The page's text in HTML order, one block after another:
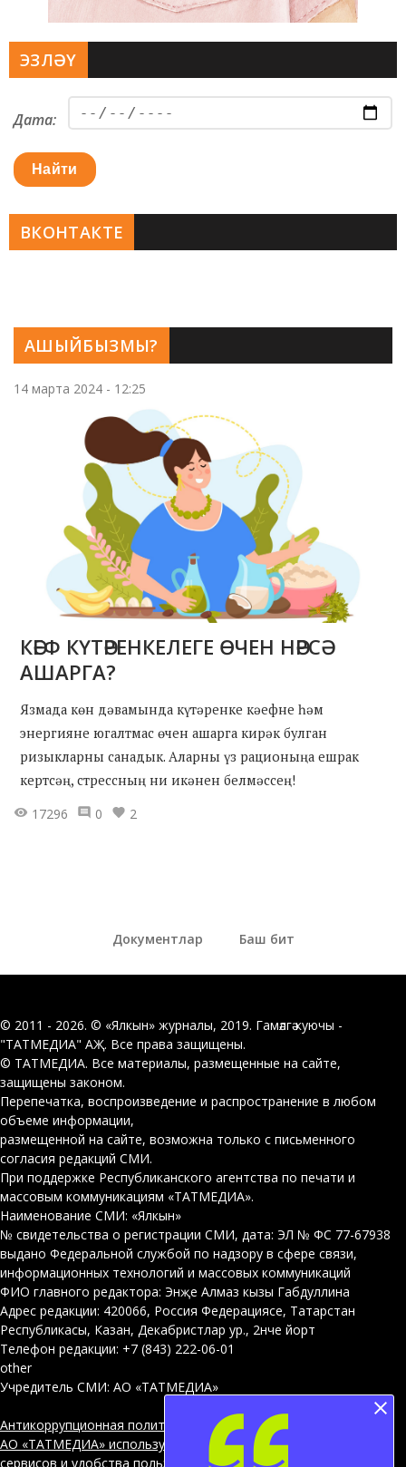
АШЫЙБЫЗМЫ?
14 марта 2024 - 12:25
КӘЕФ КҮТӘРЕНКЕЛЕГЕ ӨЧЕН НӘРСӘ
АШАРГА?
Язмада көн дәвамында күтәренке кәефне һәм
энергияне югалтмас өчен ашарга кирәк булган
ризыкларны санадык. Аларны үз рационыңа ешрак
кертсәң, стрессның ни икәнен белмәссең!
17296
0 2
ЭЗЛӘҮ
Дата:
Найти
ВКОНТАКТЕ
Документлар Баш бит
© 2011 - 2026. © «Ялкын» журналы, 2019. Гамәлгә куючы -
"ТАТМЕДИА" АҖ. Все права защищены.
© ТАТМЕДИА. Все материалы, размещенные на сайте,
защищены законом.
Перепечатка, воспроизведение и распространение в любом
объеме информации,
размещенной на сайте, возможна только с письменного
согласия редакций СМИ.
При поддержке Республиканского агентства по печати и
массовым коммуникациям «ТАТМЕДИА».
Наименование СМИ: «Ялкын»
№ свидетельства о регистрации СМИ, дата: ЭЛ № ФС 77-67938
выдано Федеральной службой по надзору в сфере связи,
информационных технологий и массовых коммуникаций
ФИО главного редактора: Энҗе Алмаз кызы Габдуллина
Адрес редакции: 420066, Россия Федерациясе, Татарстан
Республикасы, Казан, Декабристлар ур., 2нче йорт
Телефон редакции: +7 (843) 222-06-01
other
Учредитель СМИ: АО «ТАТМЕДИА»
Антикоррупционная политика
АО «ТАТМЕДИА» использует «cookie»для персонализации
сервисов и удобства пользователей сайтом. Использование